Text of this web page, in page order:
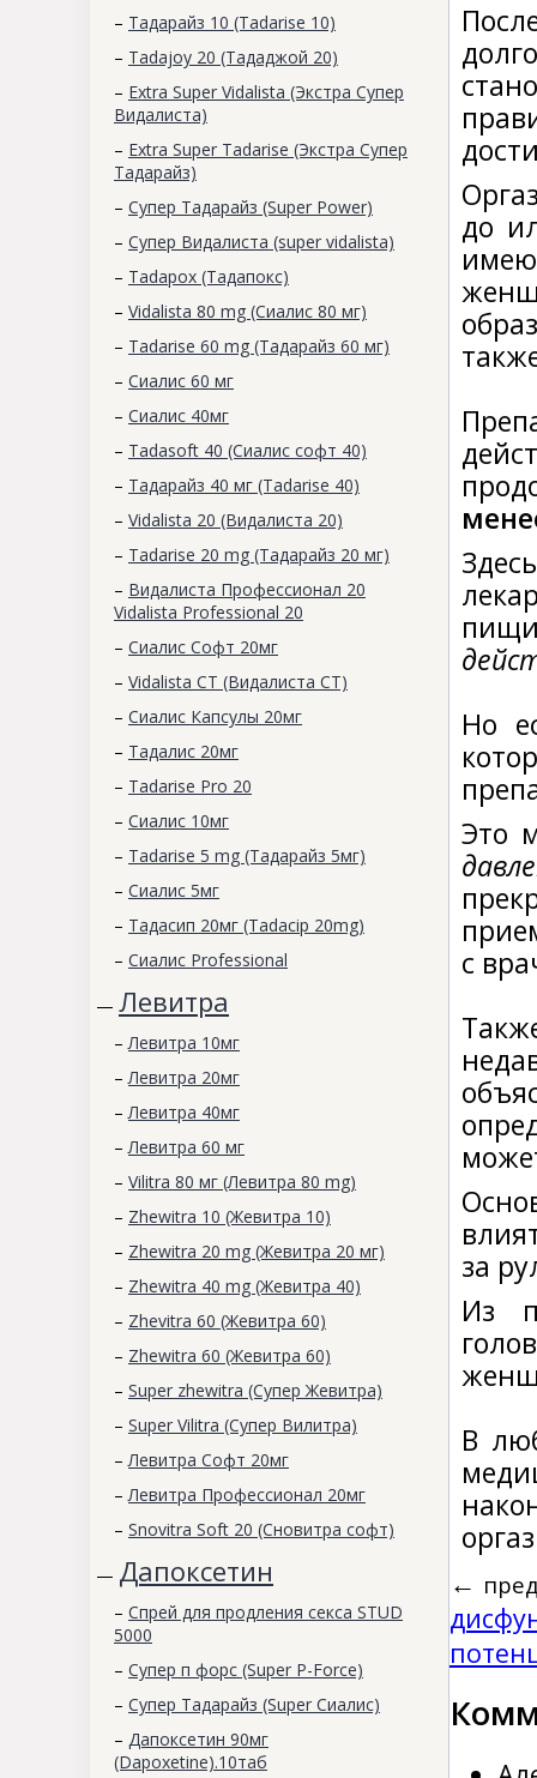
– Тадарайз 10 (Tadarise 10)
– Tadajoy 20 (Тададжой 20)
– Extra Super Vidalista (Экстра Супер
Видалиста)
– Extra Super Tadarise (Экстра Супер
Тадарайз)
– Супер Тадарайз (Super Power)
– Супер Видалиста (super vidalista)
– Tadapox (Тадапокс)
– Vidalista 80 mg (Сиалис 80 мг)
– Tadarise 60 mg (Тадарайз 60 мг)
– Сиалис 60 мг
– Cиалис 40мг
– Tadasoft 40 (Сиалис софт 40)
– Тадарайз 40 мг (Tadarise 40)
– Vidalista 20 (Видалиста 20)
– Tadarise 20 mg (Тадарайз 20 мг)
– Видалиста Профессионал 20
Vidalista Professional 20
– Сиалис Софт 20мг
– Vidalista CT (Видалиста СТ)
– Сиалис Капсулы 20мг
– Тадалис 20мг
– Tadarise Pro 20
– Сиалис 10мг
– Tadarise 5 mg (Тадарайз 5мг)
– Сиалис 5мг
– Тадасип 20мг (Tadacip 20mg)
– Сиалис Professional
— Левитра
– Левитра 10мг
– Левитра 20мг
– Левитра 40мг
– Левитра 60 мг
– Vilitra 80 мг (Левитра 80 mg)
– Zhewitra 10 (Жевитра 10)
– Zhewitra 20 mg (Жевитра 20 мг)
– Zhewitra 40 mg (Жевитра 40)
– Zhevitra 60 (Жевитра 60)
– Zhewitra 60 (Жевитра 60)
– Super zhewitra (Супер Жевитра)
– Super Vilitra (Супер Вилитра)
– Левитра Софт 20мг
– Левитра Профессионал 20мг
– Snovitra Soft 20 (Сновитра софт)
— Дапоксетин
– Спрей для продления секса STUD
5000
– Супер п форс (Super P-Force)
– Супер Тадарайз (Super Сиалис)
– Дапоксетин 90мг
(Dapoxetine).10таб
до
Но
Это
с
за
Из
В
←